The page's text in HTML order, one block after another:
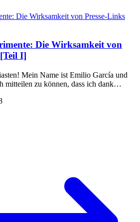
Die Wirksamkeit von
I]
Mein Name ist Emilio García und
mitteilen zu können, dass ich dank…